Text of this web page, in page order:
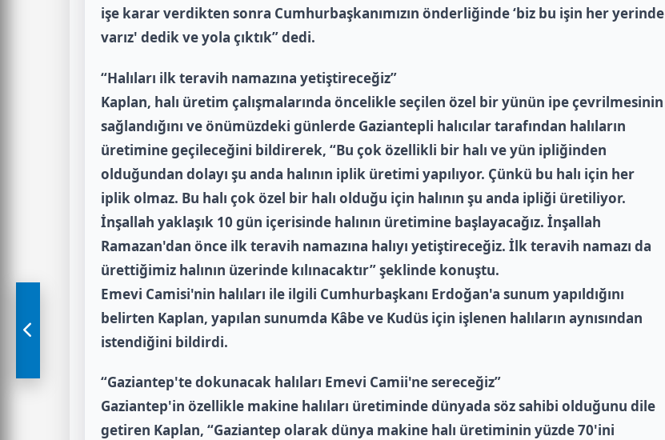
işe karar verdikten sonra Cumhurbaşkanımızın önderliğinde ‘biz bu işin her yerinde
varız' dedik ve yola çıktık” dedi.
“Halıları ilk teravih namazına yetiştireceğiz”
Kaplan, halı üretim çalışmalarında öncelikle seçilen özel bir yünün ipe çevrilmesinin
sağlandığını ve önümüzdeki günlerde Gaziantepli halıcılar tarafından halıların
üretimine geçileceğini bildirerek, “Bu çok özellikli bir halı ve yün ipliğinden
olduğundan dolayı şu anda halının iplik üretimi yapılıyor. Çünkü bu halı için her
iplik olmaz. Bu halı çok özel bir halı olduğu için halının şu anda ipliği üretiliyor.
İnşallah yaklaşık 10 gün içerisinde halının üretimine başlayacağız. İnşallah
Ramazan'dan önce ilk teravih namazına halıyı yetiştireceğiz. İlk teravih namazı da
ürettiğimiz halının üzerinde kılınacaktır” şeklinde konuştu.
Emevi Camisi'nin halıları ile ilgili Cumhurbaşkanı Erdoğan'a sunum yapıldığını
belirten Kaplan, yapılan sunumda Kâbe ve Kudüs için işlenen halıların aynısından
istendiğini bildirdi.
“Gaziantep'te dokunacak halıları Emevi Camii'ne sereceğiz”
Gaziantep'in özellikle makine halıları üretiminde dünyada söz sahibi olduğunu dile
getiren Kaplan, “Gaziantep olarak dünya makine halı üretiminin yüzde 70'ini